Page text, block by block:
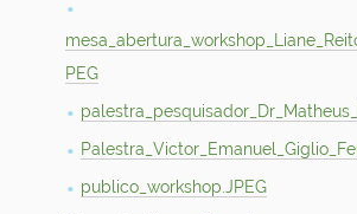
PEG
publico_workshop.JPEG